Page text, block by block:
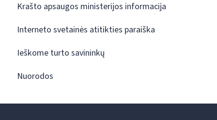
Krašto apsaugos ministerijos informacija
Interneto svetainės atitikties paraiška
Ieškome turto savininkų
Nuorodos